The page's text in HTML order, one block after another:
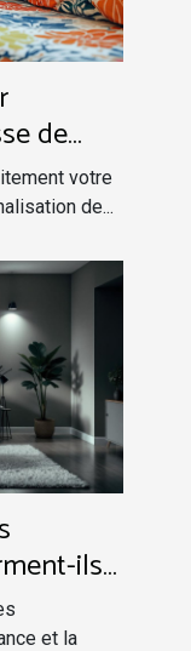
de
?
votre
de...
ils
et la